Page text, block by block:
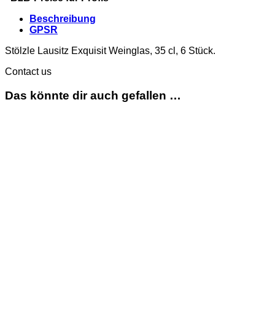
Beschreibung
GPSR
Stölzle Lausitz Exquisit Weinglas, 35 cl, 6 Stück.
Contact us
Das könnte dir auch gefallen …